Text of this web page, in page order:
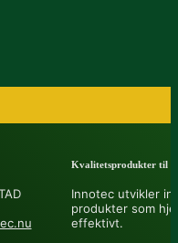
Kvalitetsprodukter til å
Innotec utvikler
produkter som
effektivt.